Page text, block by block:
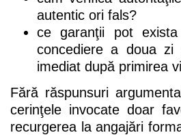
autentic ori fals?
ce garanţii pot
concediere a doua
imediat după primirea
Fără răspunsuri
cerinţele invocate doar
recurgerea la angajări